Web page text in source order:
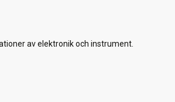
av elektronik och instrument.